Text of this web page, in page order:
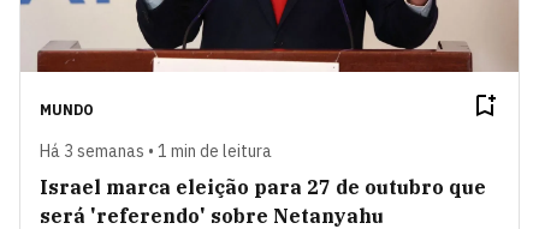
MUNDO
Há 3 semanas • 1 min de leitura
Israel marca eleição para 27 de outubro que
será 'referendo' sobre Netanyahu